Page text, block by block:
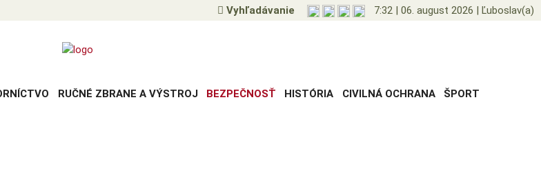
Vyhľadávanie 7:32 | 06. august 2026 | Ľuboslav(a)
RUČNÉ ZBRANE A VÝSTROJ BEZPEČNOSŤ HISTÓRIA CIVILNÁ OCHRANA ŠPORT